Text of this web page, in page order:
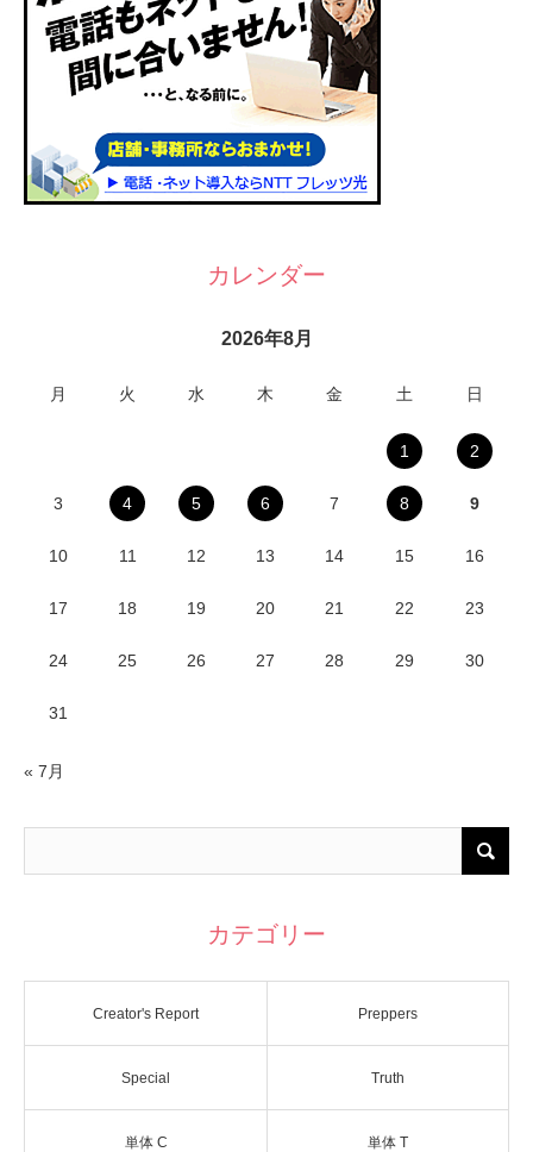
カレンダー
2026年8月
月 火 水 木 金 土 日
1 2
3 4 5 6 7 8 9
10 11 12 13 14 15 16
17 18 19 20 21 22 23
24 25 26 27 28 29 30
31
« 7月
カテゴリー
Creator's Report Preppers
Special Truth
単体 C 単体 T